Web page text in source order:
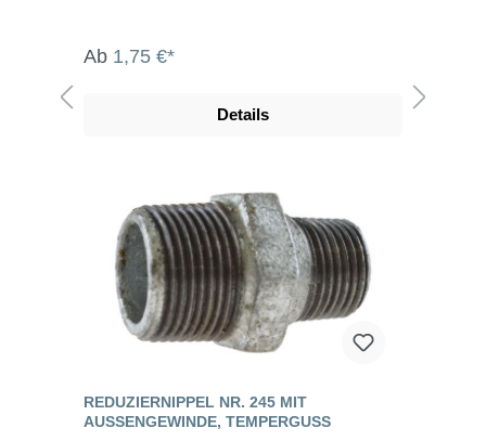
Ab 1,75 €*
Details
REDUZIERNIPPEL NR. 245 MIT
AUSSENGEWINDE, TEMPERGUSS